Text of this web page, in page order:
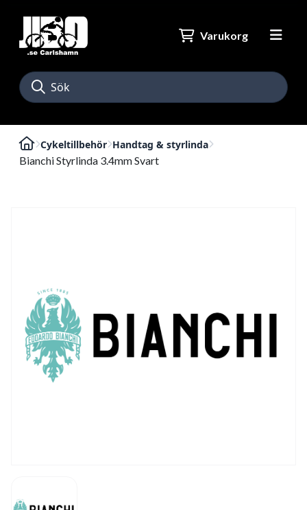
Varukorg
Cykeltillbehör Handtag & styrlinda
Bianchi Styrlinda 3.4mm Svart